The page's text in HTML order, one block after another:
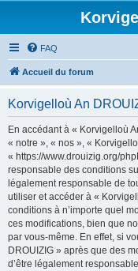
FAQ
Accueil du forum
Korvigelloù An
En accédant à « Korvigelloù
« notre », « nos », «
« https://www.drouizig.org/
responsable des conditions
légalement responsable de
utiliser et accéder à «
conditions à n’importe quel
ces modifications, bien que
par vous-même. En effet, si
DROUIZIG » après que des
d’être légalement